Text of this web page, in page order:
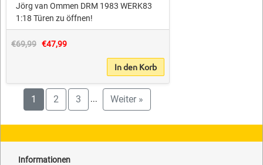
Jörg van Ommen DRM 1983 WERK83
1:18 Türen zu öffnen!
€69,99 €47,99
In den Korb
1 2 3 ... Weiter »
Informationen